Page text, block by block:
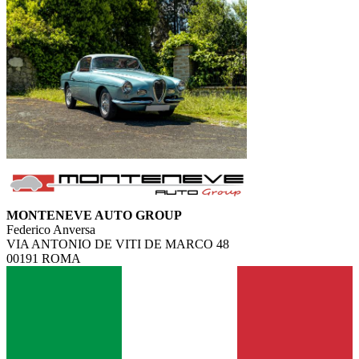
MONTENEVE AUTO GROUP
Federico Anversa
VIA ANTONIO DE VITI DE MARCO 48
00191 ROMA